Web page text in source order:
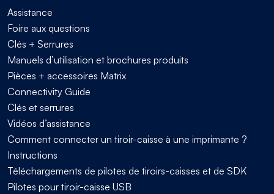
Assistance
Foire aux questions
Clés + Serrures
Manuels d’utilisation et brochures produits
Pièces + accessoires Matrix
Connectivity Guide
Clés et serrures
Vidéos d’assistance
Comment connecter un tiroir-caisse à une imprimante ?
Instructions
Téléchargements de pilotes de tiroirs-caisses et de SDK
Pilotes pour tiroir-caisse USB